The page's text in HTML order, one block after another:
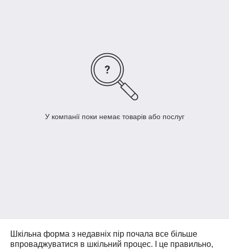
У компанії поки немає товарів або послуг
Шкільна форма з недавніх пір почала все більше
впроваджуватися в шкільний процес. І це правильно,